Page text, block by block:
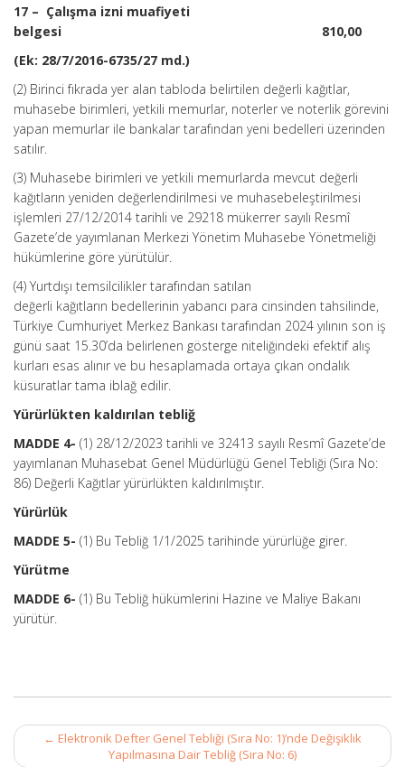
17 – Çalışma izni muafiyeti
belgesi 810,00
(Ek: 28/7/2016-6735/27 md.)
(2) Birinci fıkrada yer alan tabloda belirtilen değerli kağıtlar,
muhasebe birimleri, yetkili memurlar, noterler ve noterlik görevini
yapan memurlar ile bankalar tarafından yeni bedelleri üzerinden
satılır.
(3) Muhasebe birimleri ve yetkili memurlarda mevcut değerli
kağıtların yeniden değerlendirilmesi ve muhasebeleştirilmesi
işlemleri 27/12/2014 tarihli ve 29218 mükerrer sayılı Resmî
Gazete’de yayımlanan Merkezi Yönetim Muhasebe Yönetmeliği
hükümlerine göre yürütülür.
(4) Yurtdışı temsilcilikler tarafından satılan
değerli kağıtların bedellerinin yabancı para cinsinden tahsilinde,
Türkiye Cumhuriyet Merkez Bankası tarafından 2024 yılının son iş
günü saat 15.30’da belirlenen gösterge niteliğindeki efektif alış
kurları esas alınır ve bu hesaplamada ortaya çıkan ondalık
küsuratlar tama iblağ edilir.
Yürürlükten kaldırılan tebliğ
MADDE 4- (1) 28/12/2023 tarihli ve 32413 sayılı Resmî Gazete’de
yayımlanan Muhasebat Genel Müdürlüğü Genel Tebliği (Sıra No:
86) Değerli Kağıtlar yürürlükten kaldırılmıştır.
Yürürlük
MADDE 5- (1) Bu Tebliğ 1/1/2025 tarihinde yürürlüğe girer.
Yürütme
MADDE 6- (1) Bu Tebliğ hükümlerini Hazine ve Maliye Bakanı
yürütür.
Post
navigation
← Elektronik Defter Genel Tebliği (Sıra No: 1)’nde Değişiklik
Yapılmasına Dair Tebliğ (Sıra No: 6)